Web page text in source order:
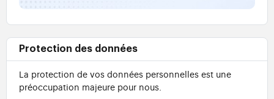
Protection des données
La protection de vos données personnelles est une
préoccupation majeure pour nous.